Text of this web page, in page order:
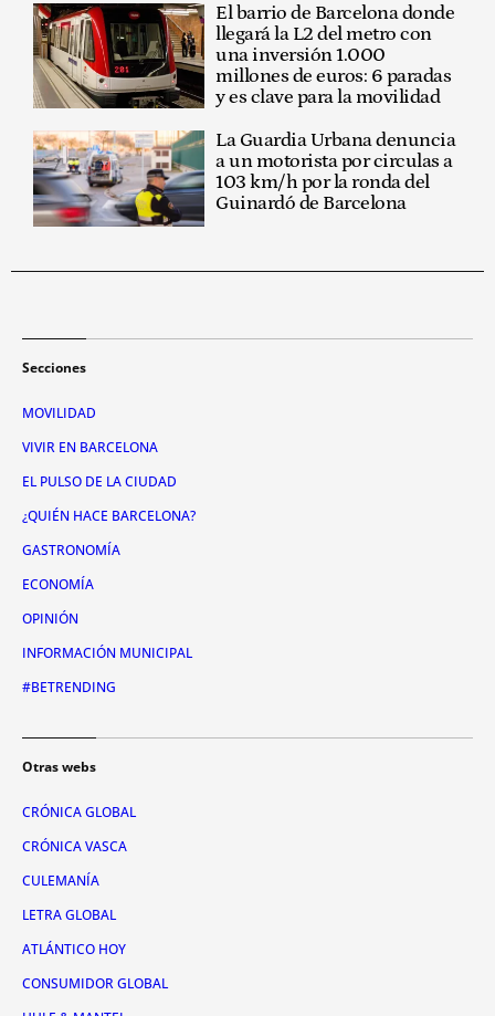
El barrio de Barcelona donde
llegará la L2 del metro con
una inversión 1.000
millones de euros: 6 paradas
y es clave para la movilidad
La Guardia Urbana denuncia
a un motorista por circulas a
103 km/h por la ronda del
Guinardó de Barcelona
Secciones
MOVILIDAD
VIVIR EN BARCELONA
EL PULSO DE LA CIUDAD
¿QUIÉN HACE BARCELONA?
GASTRONOMÍA
ECONOMÍA
OPINIÓN
INFORMACIÓN MUNICIPAL
#BETRENDING
Otras webs
CRÓNICA GLOBAL
CRÓNICA VASCA
CULEMANÍA
LETRA GLOBAL
ATLÁNTICO HOY
CONSUMIDOR GLOBAL